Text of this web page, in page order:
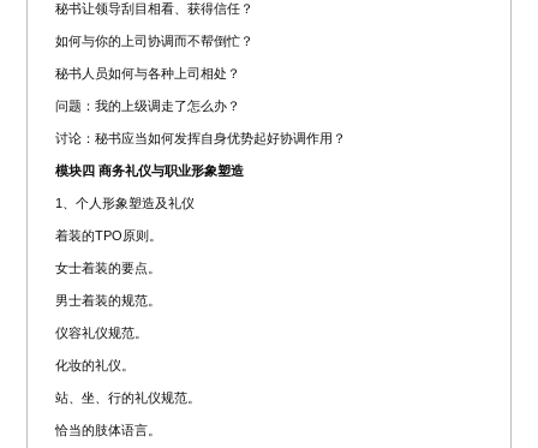
秘书让领导刮目相看、获得信任？
如何与你的上司协调而不帮倒忙？
秘书人员如何与各种上司相处？
问题：我的上级调走了怎么办？
讨论：秘书应当如何发挥自身优势起好协调作用？
模块四 商务礼仪与职业形象塑造
1、个人形象塑造及礼仪
着装的TPO原则。
女士着装的要点。
男士着装的规范。
仪容礼仪规范。
化妆的礼仪。
站、坐、行的礼仪规范。
恰当的肢体语言。